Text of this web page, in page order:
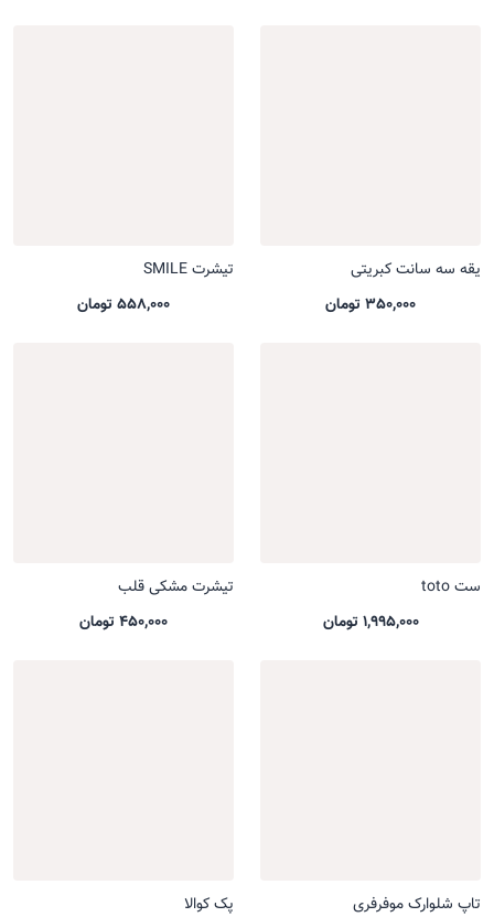
یقه سه سانت کبریتی
350,000 تومان
تیشرت SMILE
558,000 تومان
ست toto
1,995,000 تومان
تیشرت مشکی قلب
450,000 تومان
تاپ شلوارک موفرفری
پک کوالا